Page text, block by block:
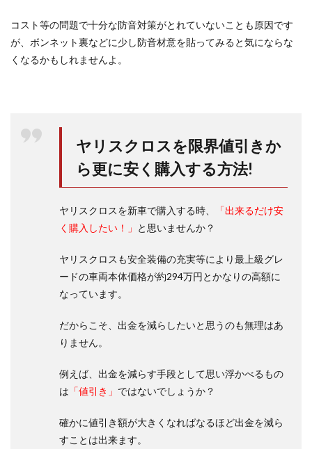
コスト等の問題で十分な防音対策がとれていないことも原因です
が、ボンネット裏などに少し防音材意を貼ってみると気にならな
くなるかもしれませんよ。
ヤリスクロスを限界値引きか
ら更に安く購入する方法!
ヤリスクロスを新車で購入する時、
「出来るだけ安
く購入したい！」 と思いませんか？
ヤリスクロスも安全装備の充実等により最上級グレ
ードの車両本体価格が約294万円とかなりの高額に
なっています。
だからこそ、出金を減らしたいと思うのも無理はあ
りません。
例えば、出金を減らす手段として思い浮かべるもの
は 「値引き」 ではないでしょうか？
確かに値引き額が大きくなればなるほど出金を減ら
すことは出来ます。